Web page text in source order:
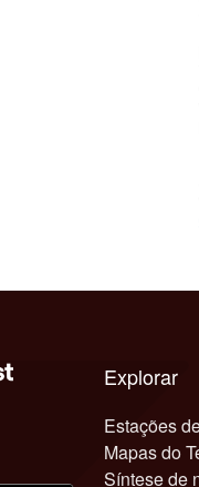
Explorar
Estações
Mapas do
Síntese de